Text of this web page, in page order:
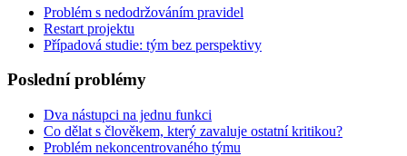
Problém s nedodržováním pravidel
Restart projektu
Případová studie: tým bez perspektivy
Poslední problémy
Dva nástupci na jednu funkci
Co dělat s člověkem, který zavaluje ostatní kritikou?
Problém nekoncentrovaného týmu